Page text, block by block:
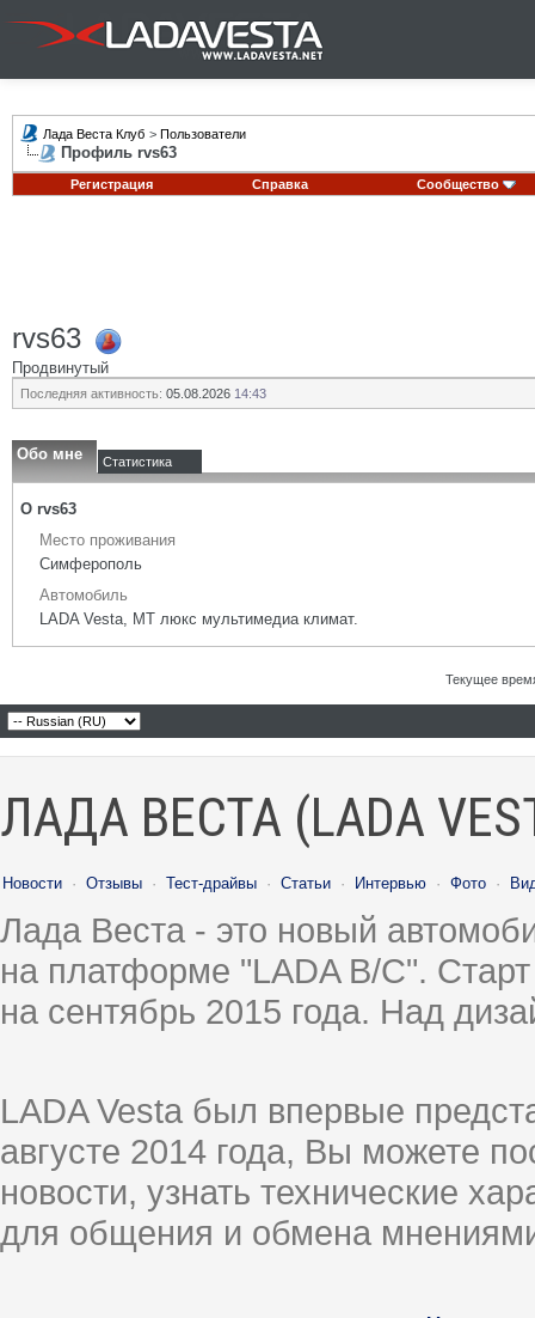
Лада Веста Клуб > Пользователи
Профиль rvs63
Регистрация Справка Сообщество
rvs63
Продвинутый
Последняя активность: 05.08.2026 14:43
Обо мне Статистика
О rvs63
Место проживания
Симферополь
Автомобиль
LADA Vesta, МТ люкс мультимедиа климат.
Текущее
ЛАДА ВЕСТА (LADA
Новости · Отзывы · Тест-драйвы · Статьи · Интервью · Фото ·
Лада Веста - это новый
на платформе "LADA B/C".
на сентябрь 2015 года. Над
LADA Vesta был впервые
августе 2014 года, Вы можете
новости, узнать технические
для общения и обмена